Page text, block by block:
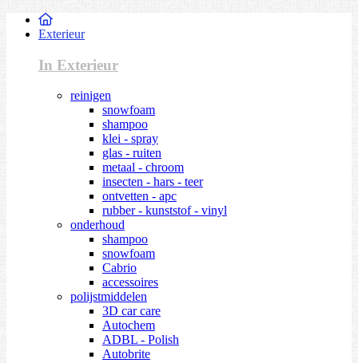
Exterieur
In Exterieur
reinigen
snowfoam
shampoo
klei - spray
glas - ruiten
metaal - chroom
insecten - hars - teer
ontvetten - apc
rubber - kunststof - vinyl
onderhoud
shampoo
snowfoam
Cabrio
accessoires
polijstmiddelen
3D car care
Autochem
ADBL - Polish
Autobrite